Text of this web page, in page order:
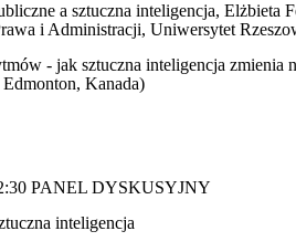
a sztuczna inteligencja,
i Administracji, Uniwersytet
- jak sztuczna inteligencja zmienia
Kanada)
PANEL DYSKUSYJNY
inteligencja